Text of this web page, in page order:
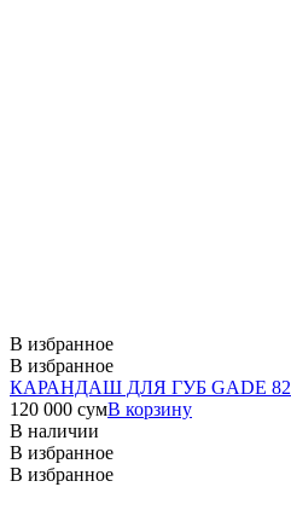
В избранное
В избранное
КАРАНДАШ ДЛЯ ГУБ GADE 82
120 000 сумВ корзину
В наличии
В избранное
В избранное